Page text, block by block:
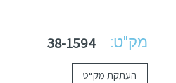
מק"ט: 38-1594
העתקת מק“ט